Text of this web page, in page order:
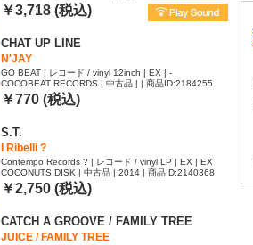
￥3,718 (税込)
CHAT UP LINE
N'JAY
GO BEAT | レコード / vinyl 12inch | EX | -
COCOBEAT RECORDS | 中古品 | | 商品ID:2184255
￥770 (税込)
S.T.
I Ribelli ?
Contempo Records ? | レコード / vinyl LP | EX | EX
COCONUTS DISK | 中古品 | 2014 | 商品ID:2140368
￥2,750 (税込)
CATCH A GROOVE / FAMILY TREE
JUICE / FAMILY TREE